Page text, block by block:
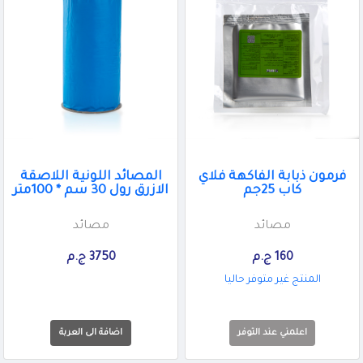
فرمون ذبابة الفاكهة فلاي
كاب 25جم
مصائد
160 ج.م
المنتج غير متوفر حاليا
اعلمني عند التوفر
المصائد اللونية اللاصقة
الازرق رول 30 سم * 100متر
مصائد
3750 ج.م